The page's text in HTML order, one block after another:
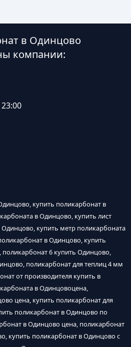
в Одинцово
компании:
купить поликарбонат в
в Одинцово, купить лист
купить метр поликарбоната
в Одинцово, купить
6 купить Одинцово,
поликарбонат для теплиц 4 мм
от производителя купить в
в Одинцовоцена,
цена, купить поликарбонат для
поликарбонат в Одинцово по
в Одинцово цена, поликарбонат
купить поликарбонат в Одинцово с